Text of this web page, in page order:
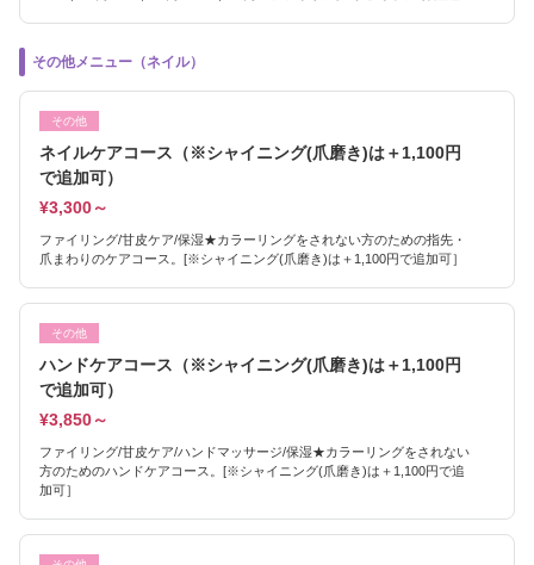
その他メニュー（ネイル）
その他
ネイルケアコース（※シャイニング(爪磨き)は＋1,100円
で追加可）
¥3,300～
ファイリング/甘皮ケア/保湿★カラーリングをされない方のための指先・
爪まわりのケアコース。[※シャイニング(爪磨き)は＋1,100円で追加可］
その他
ハンドケアコース（※シャイニング(爪磨き)は＋1,100円
で追加可）
¥3,850～
ファイリング/甘皮ケア/ハンドマッサージ/保湿★カラーリングをされない
方のためのハンドケアコース。[※シャイニング(爪磨き)は＋1,100円で追
加可］